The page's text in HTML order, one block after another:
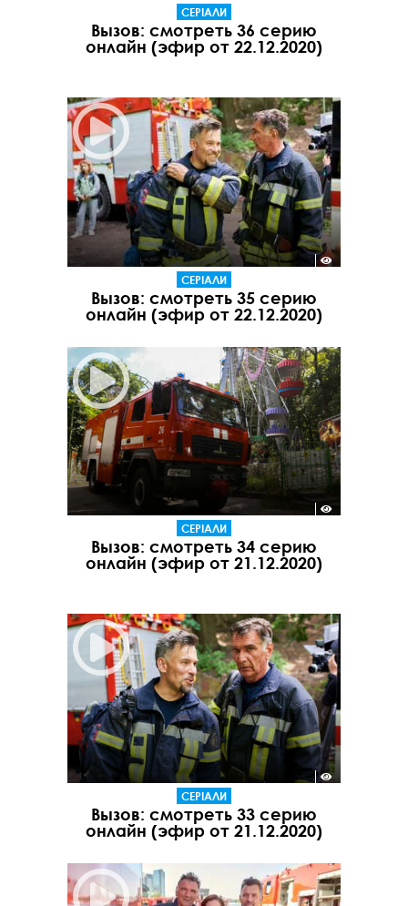
СЕРІАЛИ
Вызов: смотреть 36 серию
онлайн (эфир от 22.12.2020)
СЕРІАЛИ
Вызов: смотреть 35 серию
онлайн (эфир от 22.12.2020)
СЕРІАЛИ
Вызов: смотреть 34 серию
онлайн (эфир от 21.12.2020)
СЕРІАЛИ
Вызов: смотреть 33 серию
онлайн (эфир от 21.12.2020)